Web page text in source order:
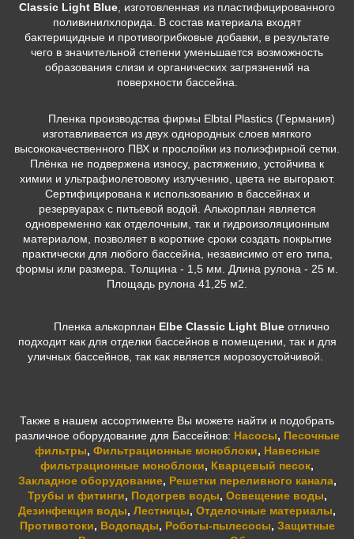
Classic Light Blue, изготовленная из пластифицированного
поливинилхлорида. В состав материала входят
бактерицидные и противогрибковые добавки, в результате
чего в значительной степени уменьшается возможность
образования слизи и органических загрязнений на
поверхности бассейна.
Пленка производства фирмы Elbtal Plastics (Германия)
изготавливается из двух однородных слоев мягкого
высококачественного ПВХ и прослойки из полиэфирной сетки.
Плёнка не подвержена износу, растяжению, устойчива к
химии и ультрафиолетовому излучению, цвета не выгорают.
Сертифицирована к использованию в бассейнах и
резервуарах с питьевой водой. Алькорплан является
одновременно как отделочным, так и гидроизоляционным
материалом, позволяет в короткие сроки создать покрытие
практически для любого бассейна, независимо от его типа,
формы или размера. Толщина - 1,5 мм. Длина рулона - 25 м.
Площадь рулона 41,25 м2.
Пленка алькорплан Elbe Classic Light Blue отлично
подходит как для отделки бассейнов в помещении, так и для
уличных бассейнов, так как является морозоустойчивой.
Также в нашем ассортименте Вы можете найти и подобрать
различное оборудование для Бассейнов: Насосы, Песочные
фильтры, Фильтрационные моноблоки, Навесные
фильтрационные моноблоки, Кварцевый песок,
Закладное оборудование, Решетки переливного канала,
Трубы и фитинги, Подогрев воды, Освещение воды,
Дезинфекция воды, Лестницы, Отделочные материалы,
Противотоки, Водопады, Роботы-пылесосы, Защитные